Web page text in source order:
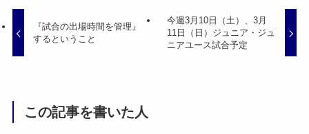
『試合の出場時間を管理』
するということ
今週3月10日（土）、3月
11日（日）ジュニア・ジュ
ニアユース試合予定
この記事を書いた人